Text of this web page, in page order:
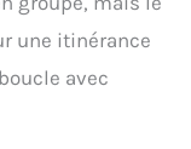
une itinérance
avec